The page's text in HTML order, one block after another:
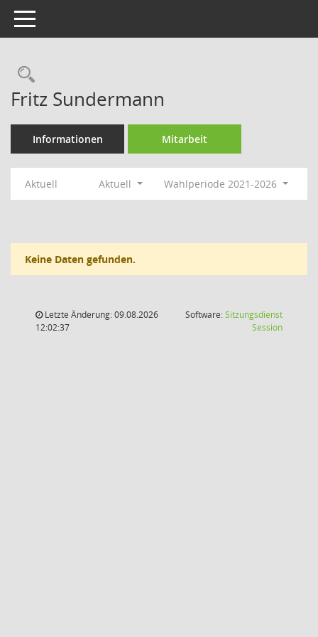
Toggle navigation
Rechercheauswahl
Fritz Sundermann
Informationen Mitarbeit
Aktuell Aktuell Wahlperiode 2021-2026
Keine Daten gefunden.
Letzte Änderung: 09.08.2026
12:02:37
Software:Sitzungsdienst
Session(Wird in